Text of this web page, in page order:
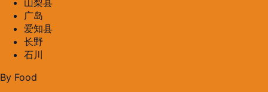
山梨县
广岛
爱知县
长野
石川
By Food